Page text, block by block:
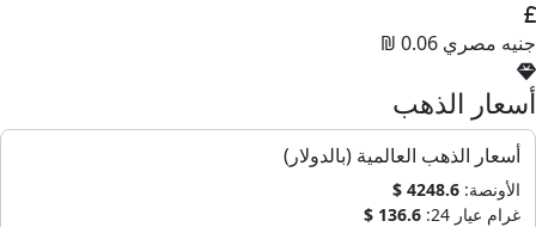
جنيه مصري 0.06 ₪
أسعار الذهب
أسعار الذهب العالمية (بالدولار)
الأونصة: 4248.6 $
غرام عيار 24:
136.6 $